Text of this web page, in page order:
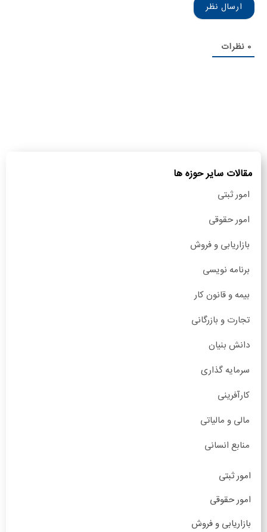
0 نظرات
مقالات سایر حوزه ها
امور ثبتی
امور حقوقی
بازاریابی و فروش
برنامه نویسی
بیمه و قانون کار
تجارت و بازرگانی
دانش بنیان
سرمایه گذاری
کارآفرینی
مالی و مالیاتی
منابع انسانی
امور ثبتی
امور حقوقی
بازاریابی و فروش